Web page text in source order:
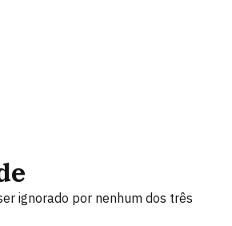
ignorado por nenhum dos três